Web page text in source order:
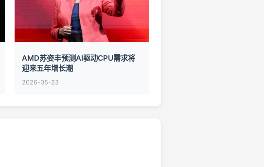
AMD苏姿丰预测AI驱动CPU需求将
迎来五年增长潮
2026-05-23